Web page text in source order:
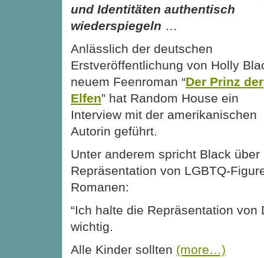
und Identitäten authentisch
wiederspiegeln
Anlässlich der deutschen
Erstveröffentlichung von Holly
neuem Feenroman “Der Prinz der
Elfen” hat Random House ein
Interview mit der amerikanischen
Autorin geführt.
Unter anderem spricht Black
Repräsentation von LGBTQ-
Romanen:
“Ich halte die Repräsentation von
wichtig.
Alle Kinder sollten (more…)